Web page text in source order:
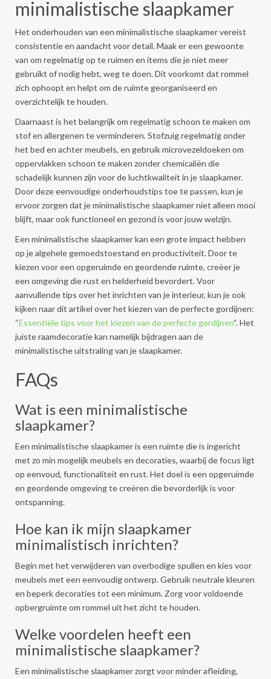
minimalistische slaapkamer
Het onderhouden van een minimalistische slaapkamer vereist
consistentie en aandacht voor detail. Maak er een gewoonte
van om regelmatig op te ruimen en items die je niet meer
gebruikt of nodig hebt, weg te doen. Dit voorkomt dat rommel
zich ophoopt en helpt om de ruimte georganiseerd en
overzichtelijk te houden.
Daarnaast is het belangrijk om regelmatig schoon te maken om
stof en allergenen te verminderen. Stofzuig regelmatig onder
het bed en achter meubels, en gebruik microvezeldoeken om
oppervlakken schoon te maken zonder chemicaliën die
schadelijk kunnen zijn voor de luchtkwaliteit in je slaapkamer.
Door deze eenvoudige onderhoudstips toe te passen, kun je
ervoor zorgen dat je minimalistische slaapkamer niet alleen mooi
blijft, maar ook functioneel en gezond is voor jouw welzijn.
Een minimalistische slaapkamer kan een grote impact hebben
op je algehele gemoedstoestand en productiviteit. Door te
kiezen voor een opgeruimde en geordende ruimte, creëer je
een omgeving die rust en helderheid bevordert. Voor
aanvullende tips over het inrichten van je interieur, kun je ook
kijken naar dit artikel over het kiezen van de perfecte gordijnen:
“Essentiële tips voor het kiezen van de perfecte gordijnen“. Het
juiste raamdecoratie kan namelijk bijdragen aan de
minimalistische uitstraling van je slaapkamer.
FAQs
Wat is een minimalistische
slaapkamer?
Een minimalistische slaapkamer is een ruimte die is ingericht
met zo min mogelijk meubels en decoraties, waarbij de focus ligt
op eenvoud, functionaliteit en rust. Het doel is een opgeruimde
en geordende omgeving te creëren die bevorderlijk is voor
ontspanning.
Hoe kan ik mijn slaapkamer
minimalistisch inrichten?
Begin met het verwijderen van overbodige spullen en kies voor
meubels met een eenvoudig ontwerp. Gebruik neutrale kleuren
en beperk decoraties tot een minimum. Zorg voor voldoende
opbergruimte om rommel uit het zicht te houden.
Welke voordelen heeft een
minimalistische slaapkamer?
Een minimalistische slaapkamer zorgt voor minder afleiding,